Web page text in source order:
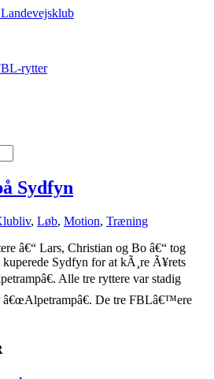
rytter
Sydfyn
, Løb, Motion, Træning
â€“ Lars, Christian og Bo â€“ tog
kuperede Sydfyn for at kÃ¸re Ã¥rets
Alle tre ryttere var stadig
â€œAlpetrampâ€. De tre FBLâ€™ere